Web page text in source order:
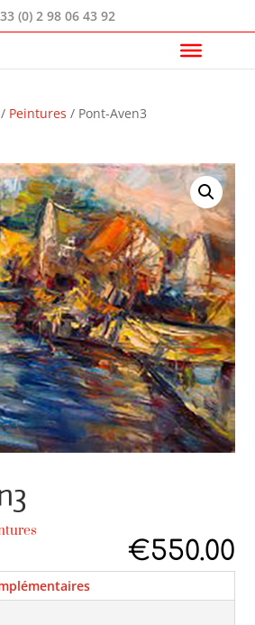
(0) 2 98 06 43 92
/ Peintures / Pont-Aven3
€550.00